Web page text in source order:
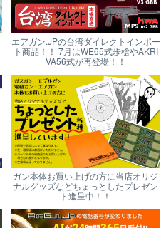
エアガン.JPの台湾ダイレクトインポー
ト商品！！ 7月はWE65式歩槍やAKRI
VA56式が再登場！！
ガン本体お買い上げの方に当店オリジ
ナルグッズなどちょっとしたプレゼン
ト進呈中！！